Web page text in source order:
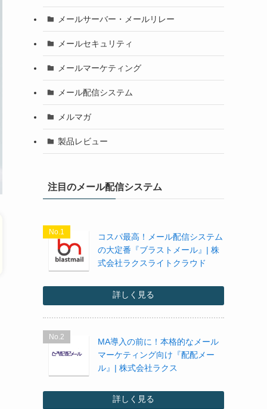
メールサーバー・メールリレー
メールセキュリティ
メールマーケティング
メール配信システム
メルマガ
製品レビュー
注目のメール配信システム
No.1
コスパ最高！メール配信システム
の大定番『ブラストメール』| 株
式会社ラクスライトクラウド
詳しく見る
No.2
MA導入の前に！本格的なメール
マーケティング向け『配配メー
ル』| 株式会社ラクス
詳しく見る